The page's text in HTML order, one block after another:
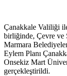
Çanakkale Valiliği
birliğinde, Çevre
Marmara
Eylem Planı
Onsekiz Mart
gerçekleştirildi.